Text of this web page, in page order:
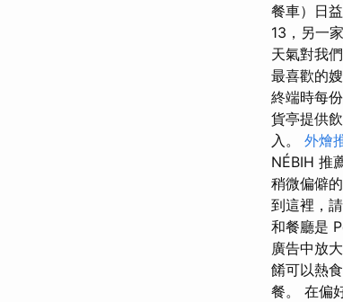
餐車）日
13，另一
天氣對我
最喜歡的
終端時每
貨亭提供
入。 外燴
NÉBIH 推
稍微偏僻
到這裡，
和餐廳是
廣告中放
餚可以熱
餐。 在偏